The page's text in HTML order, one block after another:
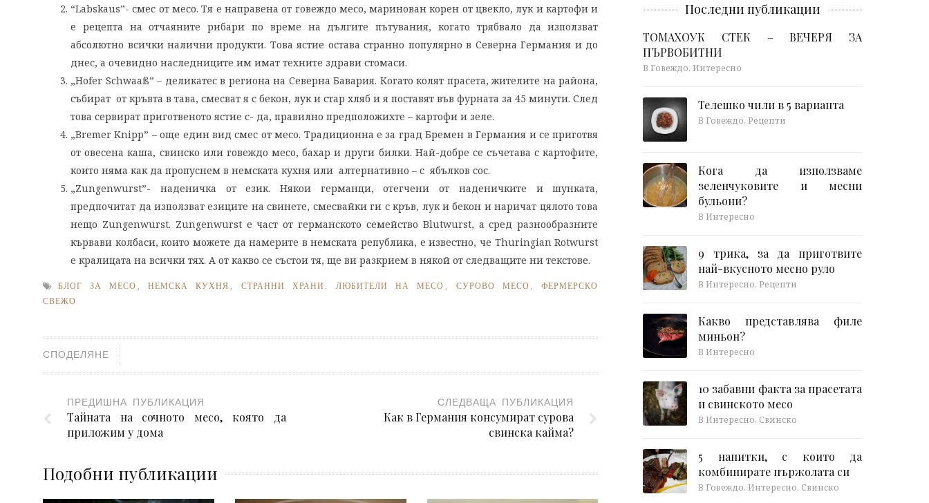
“Labskaus”- смес от месо. Тя е направена от говеждо месо, маринован корен от цвекло, лук и картофи и
е рецепта на отчаяните рибари по време на дългите пътувания, когато трябвало да използват
абсолютно всички налични продукти. Това ястие остава странно популярно в Северна Германия и до
днес, а очевидно наследниците им имат техните здрави стомаси.
„Hofer Schwaaß” – деликатес в региона на Северна Бавария. Когато колят прасета, жителите на района,
събират от кръвта в тава, смесват я с бекон, лук и стар хляб и я поставят във фурната за 45 минути. След
това сервират приготвеното ястие с- да, правилно предположихте – картофи и зеле.
„Bremer Knipp” – още един вид смес от месо. Традиционна е за град Бремен в Германия и се приготвя
от овесена каша, свинско или говеждо месо, бахар и други билки. Най-добре се съчетава с картофите,
които няма как да пропуснем в немската кухня или алтернативно – с ябълков сос.
„Zungenwurst”- наденичка от език. Някои германци, отегчени от наденичките и шунката,
предпочитат да използват езиците на свинете, смесвайки ги с кръв, лук и бекон и наричат цялото това
нещо Zungenwurst. Zungenwurst е част от германското семейство Blutwurst, а сред разнообразните
кървави колбаси, които можете да намерите в немската република, е известно, че Thuringian Rotwurst
е кралицата на всички тях. А от какво се състои тя, ще ви разкрием в някой от следващите ни текстове.
БЛОГ ЗА МЕСО НЕМСКА КУХНЯ СТРАННИ ХРАНИ. ЛЮБИТЕЛИ НА МЕСО СУРОВО МЕСО ,ФЕРМЕРСКО
СВЕЖО
СПОДЕЛЯНЕ
ПРЕДИШНА ПУБЛИКАЦИЯ
Тайната на сочното месо, която да
приложим у дома
СЛЕДВАЩА ПУБЛИКАЦИЯ
Как в Германия консумират сурова
свинска кайма?
Подобни публикации
Последни публикации
ТОМАХОУК СТЕК – ВЕЧЕРЯ ЗА
ПЪРВОБИТНИ
В Говеждо, Интересно
Телешко чили в 5 варианта
В Говеждо, Рецепти
Кога да използваме
зеленчуковите и месни
бульони?
В Интересно
9 трика, за да приготвите
най-вкусното месно руло
В Интересно, Рецепти
Какво представлява филе
миньон?
В Интересно
10 забавни факта за прасетата
и свинското месо
В Интересно, Свинско
5 напитки, с които да
комбинирате пържолата си
В Говеждо, Интересно, Свинско